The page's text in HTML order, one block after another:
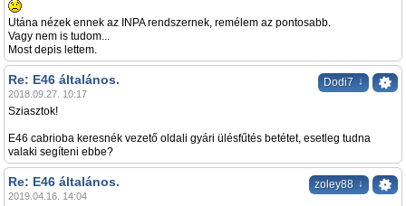
Utána nézek ennek az INPA rendszernek, remélem az pontosabb.
Vagy nem is tudom...
Most depis lettem.
Dodi7 ↓
Re: E46 általános.
2018.09.27. 10:17
Sziasztok!
E46 cabrioba keresnék vezető oldali gyári ülésfűtés betétet, esetleg tudna
valaki segíteni ebbe?
zoley88 ↓
Re: E46 általános.
2019.04.16. 14:04